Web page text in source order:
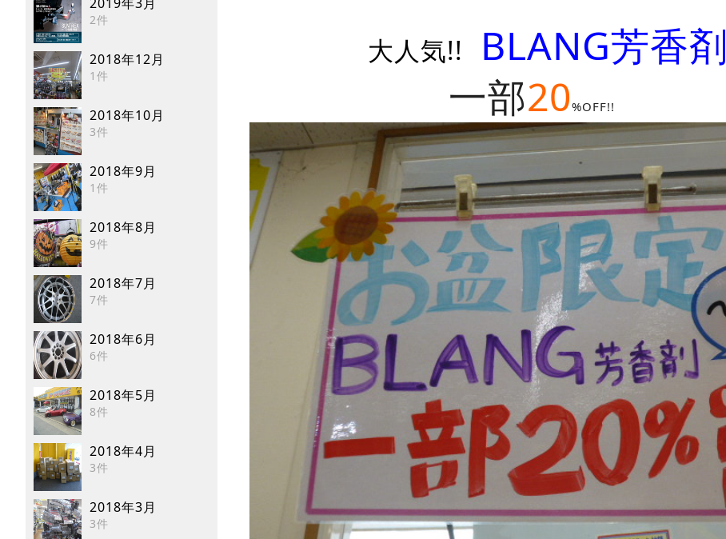
2件
2018年12月
1件
2018年10月
3件
2018年9月
1件
2018年8月
9件
2018年7月
7件
2018年6月
6件
2018年5月
8件
2018年4月
3件
2018年3月
3件
大人気!!
BLANG芳香剤
一部20%OFF!!